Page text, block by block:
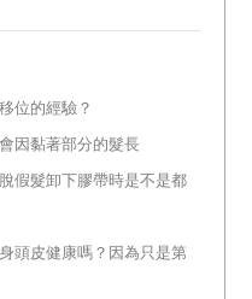
位的經驗？
因黏著部分的髮長
假髮卸下膠帶時是不是都
頭皮健康嗎？因為只是第